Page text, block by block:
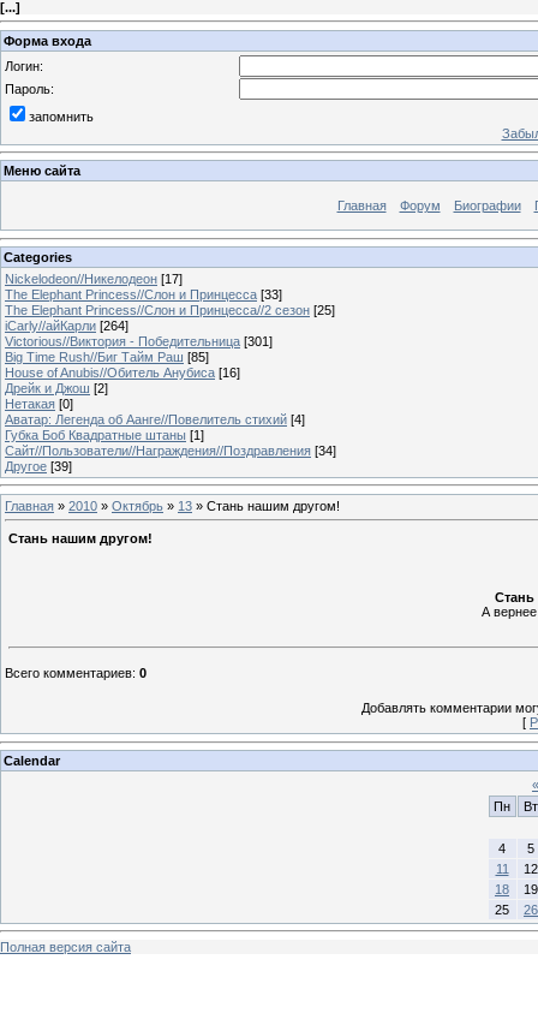
[...]
Форма входа
Логин:
Пароль:
запомнить
Меню сайта
Главная Форум Биографии
Categories
Nickelodeon//Никелодеон [17]
The Elephant Princess//Слон и Принцесса [33]
The Elephant Princess//Слон и Принцесса//2 сезон [25]
iCarly//айКарли [264]
Victorious//Виктория - Победительница [301]
Big Time Rush//Биг Тайм Раш [85]
House of Anubis//Обитель Анубиса [16]
Дрейк и Джош [2]
Нетакая [0]
Аватар: Легенда об Аанге//Повелитель стихий [4]
Губка Боб Квадратные штаны [1]
Сайт//Пользователи//Награждения//Поздравления [34]
Другое [39]
Главная » 2010 » Октябрь » 13 » Стань нашим другом!
Стань нашим другом!
Стань
А
Всего комментариев: 0
Добавлять комментарии
[
Calendar
«
Пн
Вт
4
5
11
12
18
19
25
26
Полная версия сайта